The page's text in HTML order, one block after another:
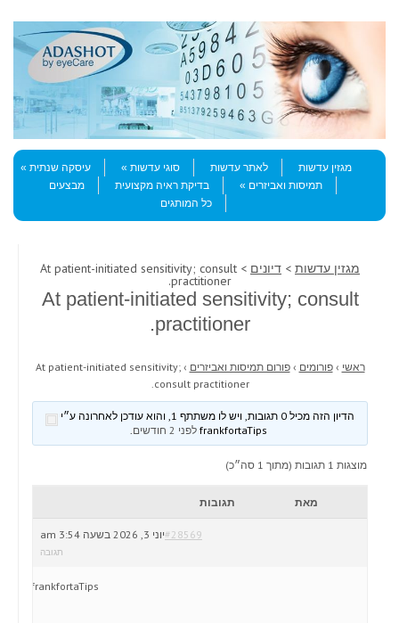
Menu
Skip to content
מגזין עדשות
לאתר עדשות סוגי עדשות
עיסקה שנתית
תמיסות ואביזרים
בדיקת ראיה מקצועית
מבצעים
כל המותגים
מגזין עדשות > דיונים > At patient-initiated sensitivity; consult
practitioner.
At patient-initiated sensitivity; consult
practitioner.
ראשי › פורומים › פורום תמיסות ואביזרים ›
At patient-initiated sensitivity;
consult practitioner.
הדיון הזה מכיל 0 תגובות, ויש לו משתתף 1, והוא עודכן לאחרונה ע״י
לפני 2 חודשים .
מוצגות 1 תגובות (מתוך 1 סה״כ)
מאת תגובות
יוני 3, 2026 בשעה 3:54 am#28569
תגובה
frankfortaTips